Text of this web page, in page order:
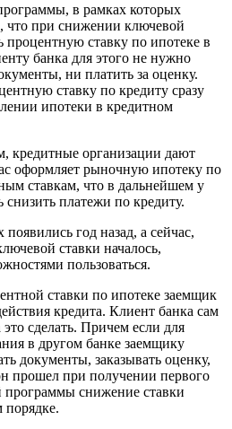
в рамках которых
что при снижении ключевой
процентную ставку по ипотеке в
банка для этого не нужно
ни платить за оценку.
ставку по кредиту сразу
ипотеки в кредитном
кредитные организации дают
оформляет рыночную ипотеку по
ставкам, что в дальнейшем у
платежи по кредиту.
год назад, а сейчас,
ставки началось,
пользоваться.
ставки по ипотеке заемщик
кредита. Клиент банка сам
сделать. Причем если для
в другом банке заемщику
документы, заказывать оценку,
прошел при получении первого
программы снижение ставки